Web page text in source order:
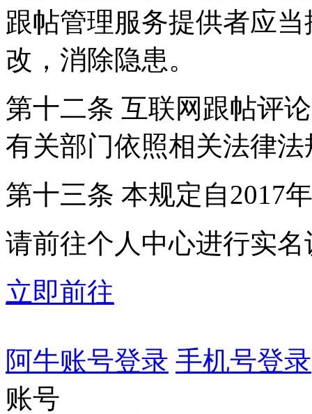
跟帖管理服务提供者应
改，消除隐患。
第十二条 互联网跟帖评
有关部门依照相关法律
第十三条 本规定自2017
请前往个人中心进行实名
立即前往
阿牛账号登录 手机号登录
账号